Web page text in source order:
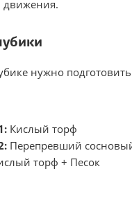
движения.
нужно
Кислый торф
Перепревший
торф + Песок